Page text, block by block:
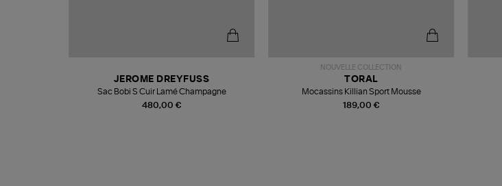
480,00 €
JEROME DREYFUSS
Sac Bobi S Cuir Lamé Champagne
NOUVELLE COLLECTION
189,00 €
TORAL
Mocassins Killian Sport Mousse